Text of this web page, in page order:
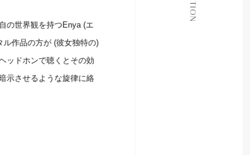
ABOUT
の世界観を持つEnya (エ
ル作品の方が (彼女独特の)
ッドホンで聴くとその効
示させるような旋律に絡